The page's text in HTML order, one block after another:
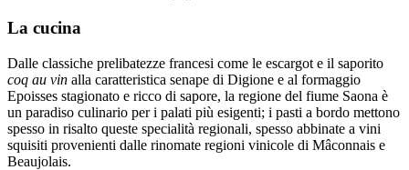
La cucina
Dalle classiche prelibatezze francesi come le escargot e il saporito
coq au vin alla caratteristica senape di Digione e al formaggio
Epoisses stagionato e ricco di sapore, la regione del fiume Saona è
un paradiso culinario per i palati più esigenti; i pasti a bordo mettono
spesso in risalto queste specialità regionali, spesso abbinate a vini
squisiti provenienti dalle rinomate regioni vinicole di Mâconnais e
Beaujolais.